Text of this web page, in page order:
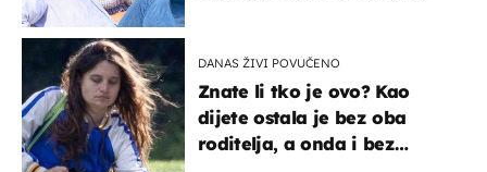
DANAS ŽIVI POVUČENO
Znate li tko je ovo? Kao
dijete ostala je bez oba
roditelja, a onda i bez